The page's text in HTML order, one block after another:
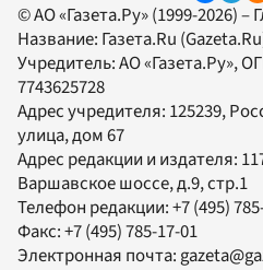
© АО «Газета.Ру» (1999-2026) –
Название: Газета.Ru
Учредитель:АО «Газета.Ру»,
7743625728
Адрес учредителя: 125239,
улица, дом 67
Адрес редакции и издателя:
Варшавское шоссе, д.9, стр.1
Телефон редакции:+7 (495)
Факс:+7 (495) 785-17-01
Электронная почта: